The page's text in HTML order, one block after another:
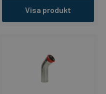
Visa produkt